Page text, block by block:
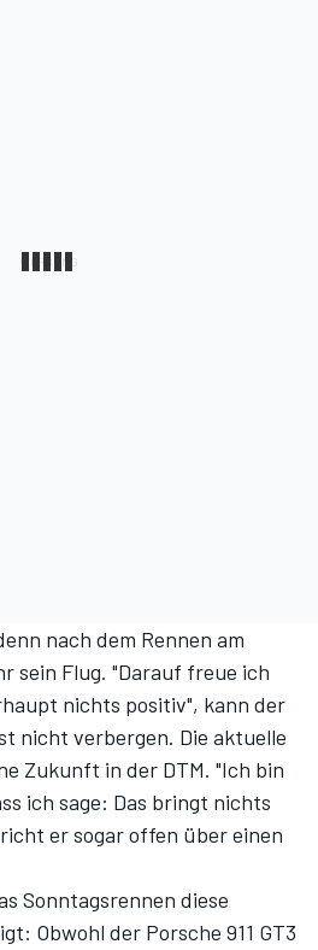
nach dem Rennen am
sein Flug. "Darauf freue ich
nichts positiv", kann der
nicht verbergen. Die aktuelle
Zukunft in der DTM. "Ich bin
ich sage: Das bringt nichts
er sogar offen über einen
Sonntagsrennen diese
Obwohl der Porsche 911 GT3